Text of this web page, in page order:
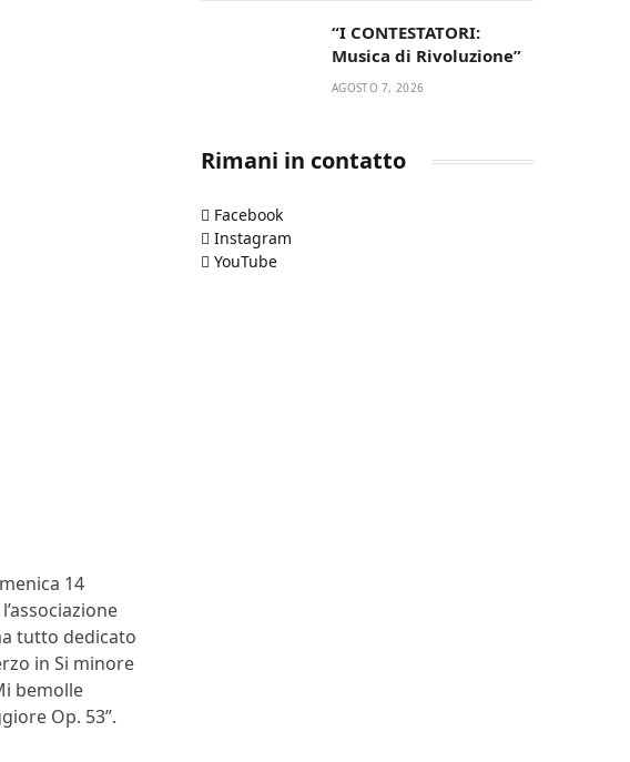
14
tutto dedicato
in Si minore
bemolle
Op. 53”.
“I CONTESTATORI:
Musica di Rivoluzione”
AGOSTO 7, 2026
Rimani in contatto
Facebook
Instagram
YouTube